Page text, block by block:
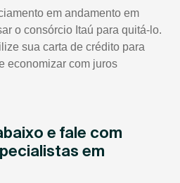
em andamento em
o consórcio Itaú para quitá-lo.
sua carta de crédito para
economizar com juros
e fale com
em